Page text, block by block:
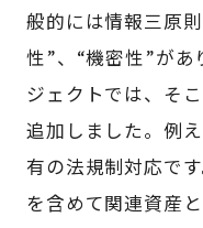
般的には情報三原
性”、“機密性”があ
ジェクトでは、そ
追加しました。例
有の法規制対応で
を含めて関連資産